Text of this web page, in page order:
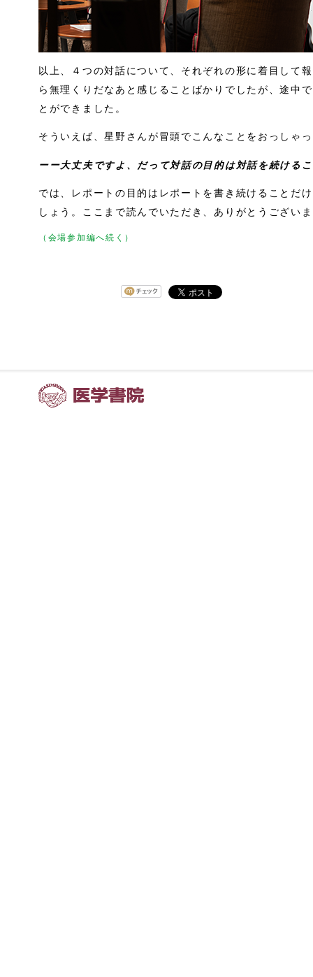
以上、４つの対話について、それぞれの形に着目して
ら無理くりだなあと感じることばかりでしたが、途中
とができました。
そういえば、星野さんが冒頭でこんなことをおっしゃ
ーー大丈夫ですよ、だって対話の目的は対話を続ける
では、レポートの目的はレポートを書き続けることだ
しょう。ここまで読んでいただき、ありがとうござい
（会場参加編へ続く）